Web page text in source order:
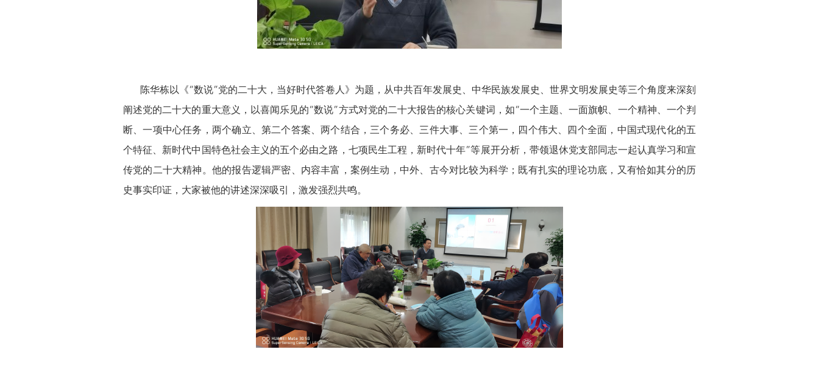
陈华栋以《“数说”党的二十大，当好时代答卷人》为题，从中共百年发展史、中华民族发展史、世界文明发展史等三个角度来深刻
阐述党的二十大的重大意义，以喜闻乐见的“数说”方式对党的二十大报告的核心关键词，如“一个主题、一面旗帜、一个精神、一个判
断、一项中心任务，两个确立、第二个答案、两个结合，三个务必、三件大事、三个第一，四个伟大、四个全面，中国式现代化的五
个特征、新时代中国特色社会主义的五个必由之路，七项民生工程，新时代十年”等展开分析，带领退休党支部同志一起认真学习和宣
传党的二十大精神。他的报告逻辑严密、内容丰富，案例生动，中外、古今对比较为科学；既有扎实的理论功底，又有恰如其分的历
史事实印证，大家被他的讲述深深吸引，激发强烈共鸣。